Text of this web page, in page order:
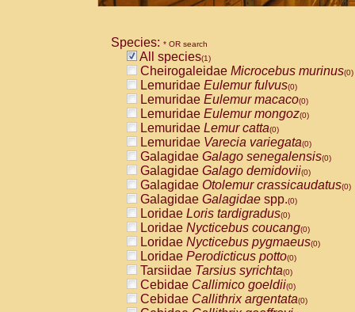
Species: * OR search
All species(1)
Cheirogaleidae Microcebus murinus(0)
Lemuridae Eulemur fulvus(0)
Lemuridae Eulemur macaco(0)
Lemuridae Eulemur mongoz(0)
Lemuridae Lemur catta(0)
Lemuridae Varecia variegata(0)
Galagidae Galago senegalensis(0)
Galagidae Galago demidovii(0)
Galagidae Otolemur crassicaudatus(0)
Galagidae Galagidae spp.(0)
Loridae Loris tardigradus(0)
Loridae Nycticebus coucang(0)
Loridae Nycticebus pygmaeus(0)
Loridae Perodicticus potto(0)
Tarsiidae Tarsius syrichta(0)
Cebidae Callimico goeldii(0)
Cebidae Callithrix argentata(0)